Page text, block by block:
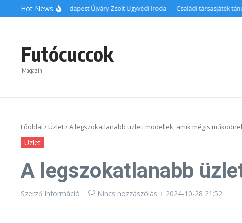
Ugrás a tartalomhoz
Hot News
ügyvéd Budapest Újváry Zsolt Ügyvédi Iroda Családi társasjáték táncos
Futócuccok
Magazin
Főoldal / Üzlet/A legszokatlanabb üzleti modellek, amik mégis
Üzlet
A legszokatlanabb
Szerző Információ Nincs hozzászólás 2024-10-28 21:52